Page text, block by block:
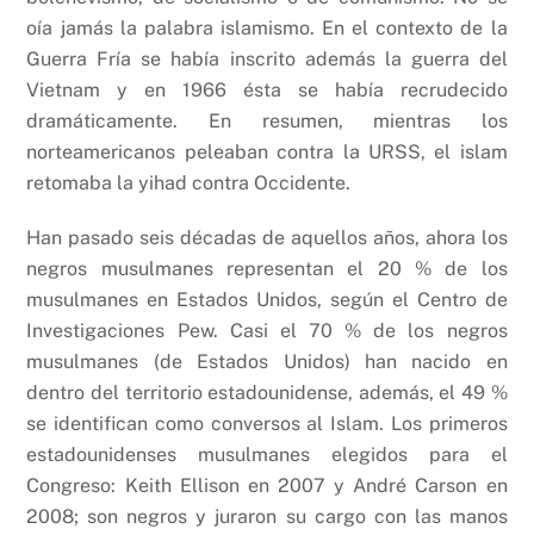
oía jamás la palabra islamismo. En el contexto de la
Guerra Fría se había inscrito además la guerra del
Vietnam y en 1966 ésta se había recrudecido
dramáticamente. En resumen, mientras los
norteamericanos peleaban contra la URSS, el islam
retomaba la yihad contra Occidente.
Han pasado seis décadas de aquellos años, ahora los
negros musulmanes representan el 20 % de los
musulmanes en Estados Unidos, según el Centro de
Investigaciones Pew. Casi el 70 % de los negros
musulmanes (de Estados Unidos) han nacido en
dentro del territorio estadounidense, además, el 49 %
se identifican como conversos al Islam. Los primeros
estadounidenses musulmanes elegidos para el
Congreso: Keith Ellison en 2007 y André Carson en
2008; son negros y juraron su cargo con las manos